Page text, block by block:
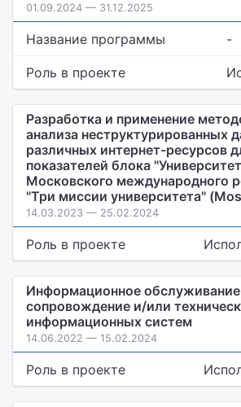
01.09.2024 — 31.12.2025
Название программы -
Роль в проекте
Разработка и применение
анализа неструктурированных
различных интернет-ресурсов
показателей блока
Московского международного
"Три миссии университета"
14.03.2023 — 25.02.2024
Роль в проекте
Информационное
сопровождение и/или
информационных систем
14.06.2022 — 15.02.2024
Роль в проекте